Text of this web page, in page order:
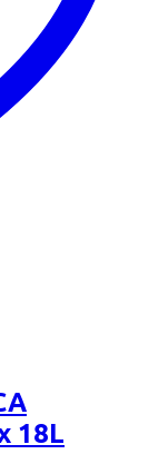
18L